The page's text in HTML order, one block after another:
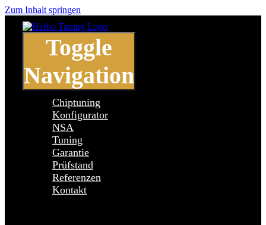
Zum Inhalt springen
Toggle
Navigation
Chiptuning
Konfigurator
NSA
Tuning
Garantie
Prüfstand
Referenzen
Kontakt